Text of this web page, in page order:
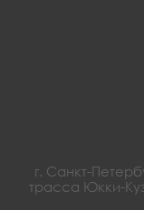
г. Санкт-
трасса Юкки-